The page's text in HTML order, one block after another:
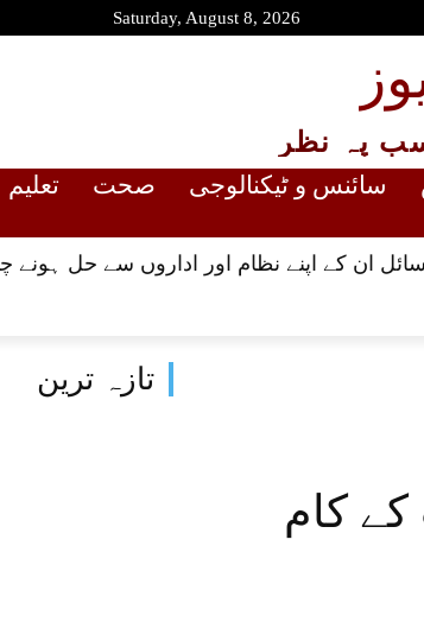
Saturday, August 8, 2026
پہ نظر
سائنس و ٹیکنالوجی صحت تعلیم
ان کے اپنے نظام اور اداروں سے حل ہونے
تازہ ترین
کام